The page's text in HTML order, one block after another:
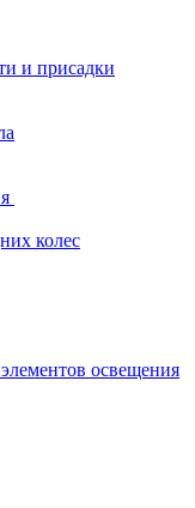
и присадки
колес
освещения